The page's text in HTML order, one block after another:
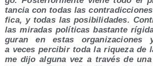
tan­cia con todas las
fi­ca, y todas las posi­bi­li­da­des.
las mira­das polí­ti­cas bas­tan­te
gu­ran en estas orga­ni­za­cio­nes
a veces per­ci­bir toda la rique­za de
me dijo algu­na vez a tra­vés de